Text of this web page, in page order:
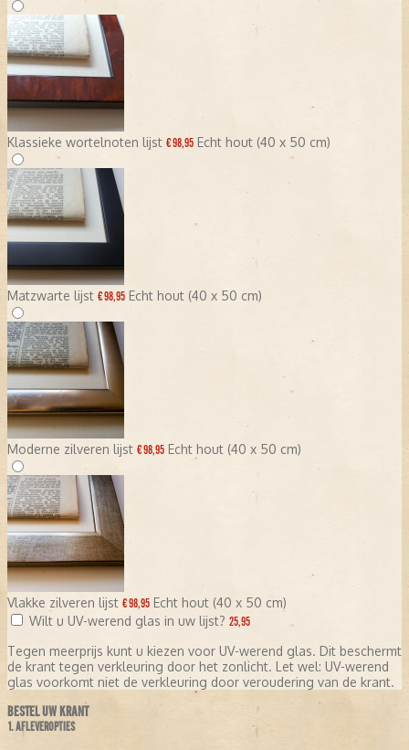
Klassieke wortelnoten lijst € 98,95 Echt hout (40 x 50 cm)
Matzwarte lijst € 98,95 Echt hout (40 x 50 cm)
Moderne zilveren lijst € 98,95 Echt hout (40 x 50 cm)
Vlakke zilveren lijst € 98,95 Echt hout (40 x 50 cm)
Wilt u UV-werend glas in uw lijst? 25,95
Tegen meerprijs kunt u kiezen voor UV-werend glas. Dit beschermt
de krant tegen verkleuring door het zonlicht. Let wel: UV-werend
glas voorkomt niet de verkleuring door veroudering van de krant.
BESTEL UW KRANT
1. AFLEVEROPTIES